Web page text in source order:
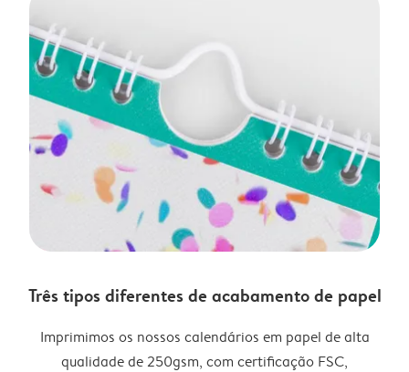
Três tipos diferentes de acabamento de papel
Imprimimos os nossos calendários em papel de alta
qualidade de 250gsm, com certificação FSC,